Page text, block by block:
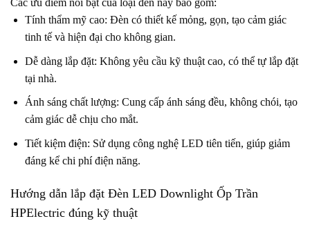
Các ưu điểm nổi bật của loại đèn này bao gồm:
Tính thẩm mỹ cao: Đèn có thiết kế mỏng, gọn, tạo cảm giác
tinh tế và hiện đại cho không gian.
Dễ dàng lắp đặt: Không yêu cầu kỹ thuật cao, có thể tự lắp đặt
tại nhà.
Ánh sáng chất lượng: Cung cấp ánh sáng đều, không chói, tạo
cảm giác dễ chịu cho mắt.
Tiết kiệm điện: Sử dụng công nghệ LED tiên tiến, giúp giảm
đáng kể chi phí điện năng.
Hướng dẫn lắp đặt Đèn LED Downlight Ốp Trần
HPElectric đúng kỹ thuật